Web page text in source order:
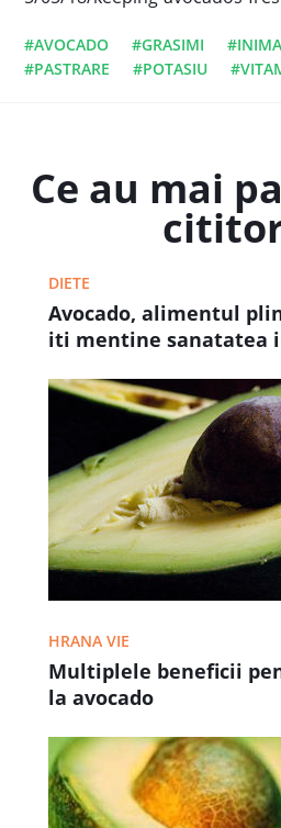
#AVOCADO #GRASIMI #INIMA
#PASTRARE
#POTASIU
Ce au mai
DIETE
Avocado, alimentul
iti mentine sanatatea
HRANA VIE
Multiplele beneficii
la avocado